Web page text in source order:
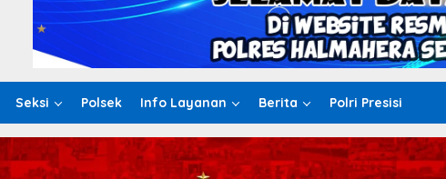
Seksi Polsek Info Layanan Berita Polri Presisi